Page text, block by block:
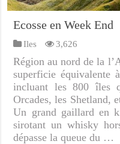
Ecosse en Week End
Iles 3,626
Région au nord de la
superficie équivalente
incluant les 800 îles
Orcades, les Shetland,
Un grand gaillard en
sirotant un whisky
dépasse la queue du …